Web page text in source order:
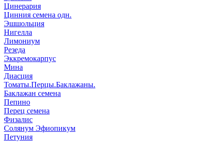
Цинерария
Цинния семена одн.
Эшшольция
Нигелла
Лимониум
Резеда
Эккремокарпус
Мина
Диасция
Томаты.Перцы.Баклажаны.
Баклажан семена
Пепино
Перец семена
Физалис
Солянум Эфиопикум
Петуния